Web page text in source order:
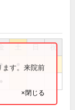
祝
●ます。来院前
×閉じる